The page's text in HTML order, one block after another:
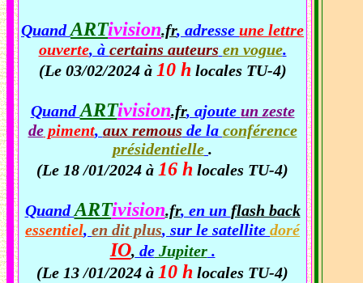
QuandARTivision.fr, adresse une lettre
ouverte, à certains auteurs en vogue.
(Le 03/02/2024 à 10 h locales TU-4)
QuandARTivision.fr, ajoute un zeste
depiment, aux remous de la conférence
présidentielle .
(Le 18 /01/2024 à 16 h locales TU-4)
QuandARTivision.fr, en un flash back
essentiel, en dit plus, sur le satellite doré
IO, deJupiter.
(Le 13 /01/2024 à 10 h locales TU-4)